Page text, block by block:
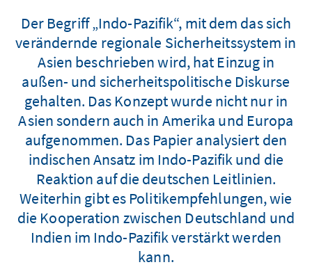
Der Begriff „Indo-Pazifik“, mit dem das sich
verändernde regionale Sicherheitssystem in
Asien beschrieben wird, hat Einzug in
außen- und sicherheitspolitische Diskurse
gehalten. Das Konzept wurde nicht nur in
Asien sondern auch in Amerika und Europa
aufgenommen. Das Papier analysiert den
indischen Ansatz im Indo-Pazifik und die
Reaktion auf die deutschen Leitlinien.
Weiterhin gibt es Politikempfehlungen, wie
die Kooperation zwischen Deutschland und
Indien im Indo-Pazifik verstärkt werden
kann.